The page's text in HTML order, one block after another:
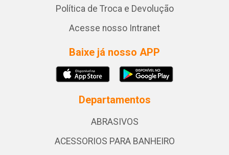
Política de Troca e Devolução
Acesse nosso Intranet
Baixe já nosso APP
Departamentos
ABRASIVOS
ACESSORIOS PARA BANHEIRO